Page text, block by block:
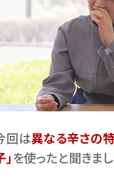
は異なる辛さの
を使ったと聞きまし